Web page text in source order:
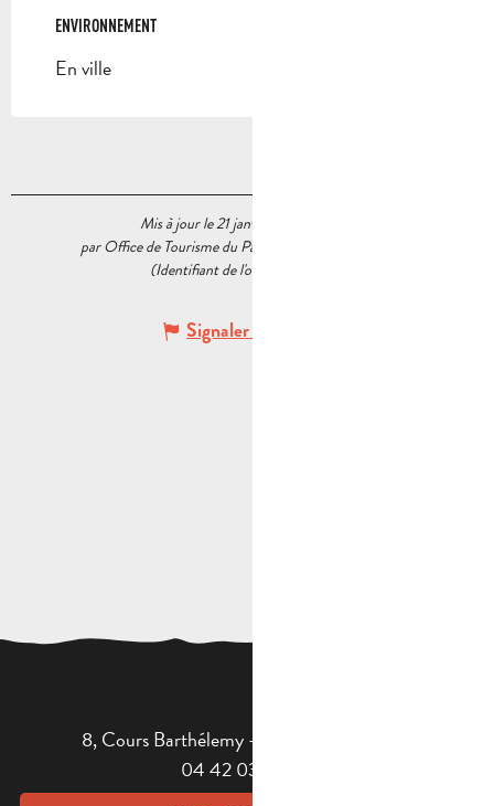
ENVIRONNEMENT
ENVIRONNEMENT
En ville
Mis à jour le 21 janvier 2026 à 16:21
par Office de Tourisme du Pays d’Aubagne et de l’Étoile
(Identifiant de l'offre :
Signaler une erreur
8, Cours Barthélemy - 13400 AUBAGNE
04 42 03 49 98